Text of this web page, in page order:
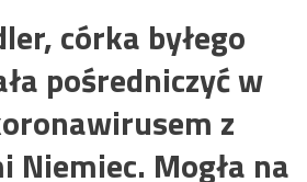
córka byłego
pośredniczyć w
z
Mogła na